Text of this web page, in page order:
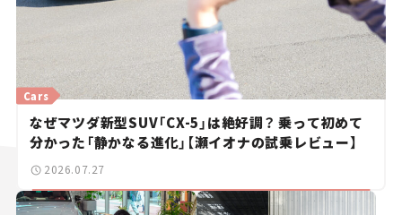
Cars
なぜマツダ新型SUV「CX-5」は絶好調？ 乗って初めて
分かった「静かなる進化」【瀬イオナの試乗レビュー】
2026.07.27